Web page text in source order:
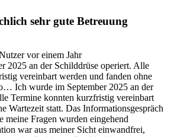
sehr gute Betreuung
vor einem Jahr
2025 an der Schilddrüse operiert. Alle
vereinbart werden und fanden ohne
Ich wurde im September 2025 an der
Termine konnten kurzfristig vereinbart
Wartezeit statt. Das Informationsgespräch
meine Fragen wurden eingehend
war aus meiner Sicht einwandfrei,